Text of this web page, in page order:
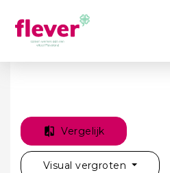
Vergelijk
Visual vergroten